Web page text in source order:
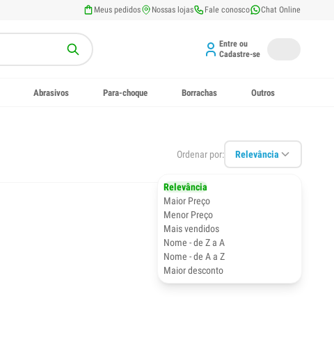
Meus pedidos Nossas lojas Fale conosco Chat Online
Entre ou
Cadastre-se
Abrasivos Para-choque Borrachas Outros
Ordenar por: Relevância
Relevância
Maior Preço
Menor Preço
Mais vendidos
Nome - de Z a A
Nome - de A a Z
Maior desconto